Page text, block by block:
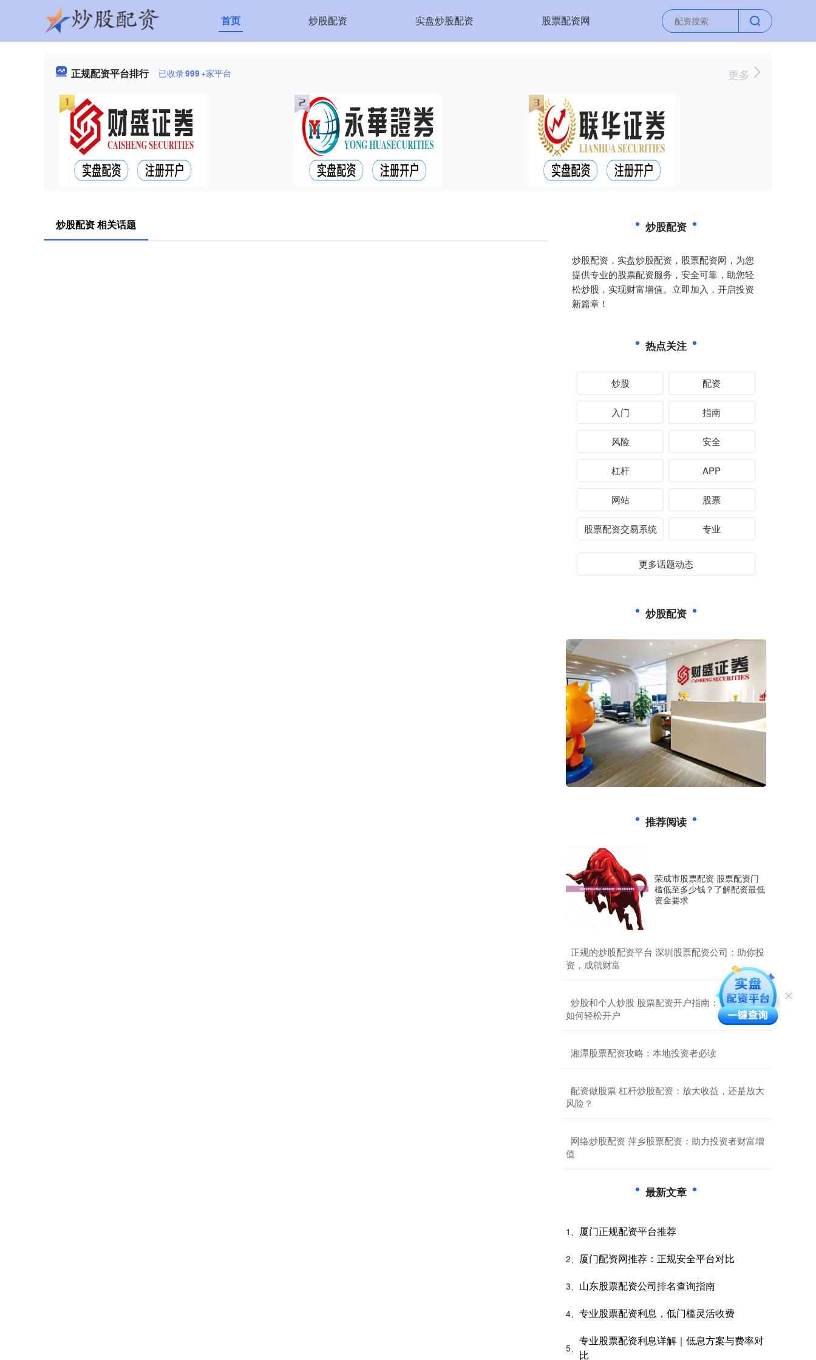
首页 炒股配资 实盘炒股配资 股票配资网
正规配资平台排行 已收录999+家平台 更多
炒股配资 相关话题 炒股配资
炒股配资，实盘炒股配资，股票配资网，为您
提供专业的股票配资服务，安全可靠，助您轻
松炒股，实现财富增值。立即加入，开启投资
新篇章！
热点关注
炒股 配资
入门 指南
风险 安全
杠杆 APP
网站 股票
股票配资交易系统 专业
更多话题动态
炒股配资
推荐阅读
荣成市股票配资 股票配资门
槛低至多少钱？了解配资最低
资金要求
​正规的炒股配资平台 深圳股票配资公司：助你投
资，成就财富
​炒股和个人炒股 股票配资开户指南：一步步教你
如何轻松开户
​湘潭股票配资攻略：本地投资者必读
​配资做股票 杠杆炒股配资：放大收益，还是放大
风险？
​网络炒股配资 萍乡股票配资：助力投资者财富增
值
最新文章
1、 厦门正规配资平台推荐
2、 厦门配资网推荐：正规安全平台对比
3、 山东股票配资公司排名查询指南
4、 专业股票配资利息，低门槛灵活收费
5、
专业股票配资利息详解｜低息方案与费率对
比